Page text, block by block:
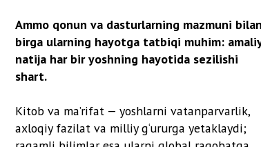
Yangi Oʻzbekiston yoshlari — kelajagimiz va istiqbolimiz bunyodkorlari
Har bir insonning hayotida orzulari, maqsadlari va ularga eltuvchi
Ertangi kunning poydevori aynan bugungi harakatda yotadi. Kimdir